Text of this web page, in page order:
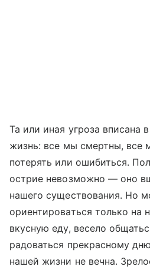
Та или иная угроза вписана
жизнь: все мы смертны,
потерять или ошибиться.
острие невозможно — оно
нашего существования. Но
ориентироваться только на
вкусную еду, весело
радоваться прекрасному
нашей жизни не вечна.